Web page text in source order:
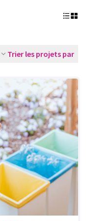
Trier les projets par